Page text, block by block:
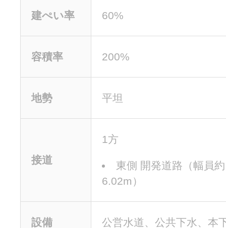
建ぺい率 60%
容積率 200%
地勢 平坦
接道
1方
東側 開発道路（幅員約
6.02m）
設備 公営水道、公共下水、本